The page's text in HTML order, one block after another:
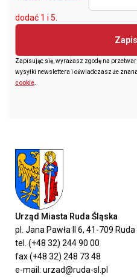
dodać 1 i 5.
Zapisując się, wyrażasz zgodę na
wysyłki newslettera i oświadczasz że
cookie
Urząd Miasta Ruda Śląska
pl. Jana Pawła II 6, 41-709 Ruda
tel. (+48 32) 244 90 00
fax (+48 32) 248 73 48
e-mail: urzad@ruda-sl.pl